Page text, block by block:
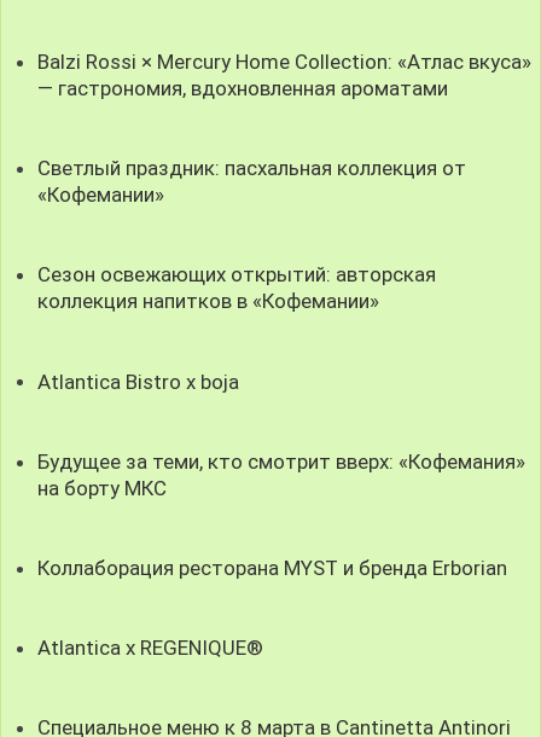
Balzi Rossi × Mercury Home Collection: «Атлас вкуса»
— гастрономия, вдохновленная ароматами
Светлый праздник: пасхальная коллекция от
«Кофемании»
Сезон освежающих открытий: авторская
коллекция напитков в «Кофемании»
Atlantica Bistro x boja
Будущее за теми, кто смотрит вверх: «Кофемания»
на борту МКС
Коллаборация ресторана MYST и бренда Erborian
Atlantica x REGENIQUE®
Специальное меню к 8 марта в Cantinetta Antinori